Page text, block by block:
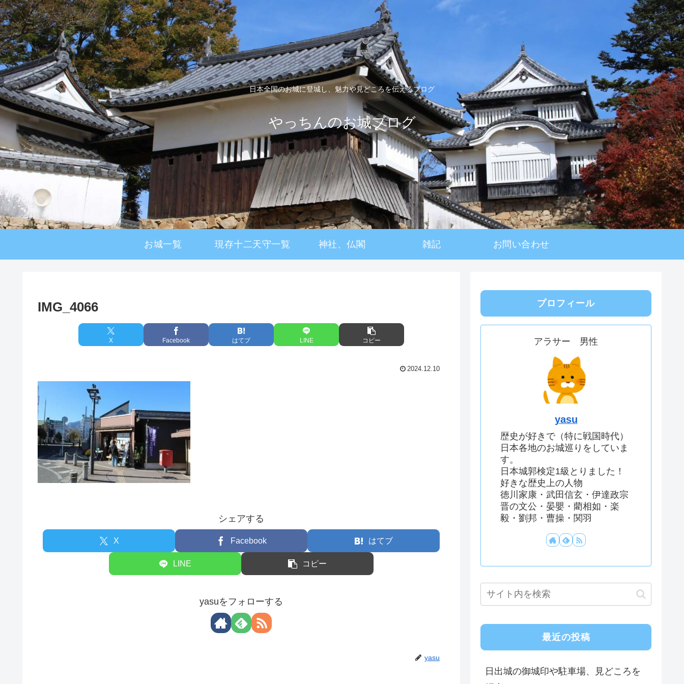
日本全国のお城に登城し、魅力や見どころを伝えるブログ
やっちんのお城ブログ
お城一覧 現存十二天守一覧 神社、仏閣 雑記 お問い合わせ
IMG_4066
X Facebook はてブ LINE コピー
2024.12.10
シェアする
X Facebook はてブ
LINE コピー
yasuをフォローする
yasu
プロフィール
アラサー 男性
yasu
歴史が好きで（特に戦国時代）
日本各地のお城巡りをしていま
す。
日本城郭検定1級とりました！
好きな歴史上の人物
徳川家康・武田信玄・伊達政宗
晋の文公・晏嬰・藺相如・楽
毅・劉邦・曹操・関羽
最近の投稿
日出城の御城印や駐車場、見どころを